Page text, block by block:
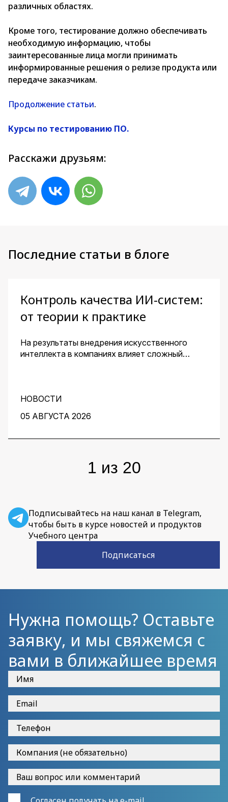
различных областях.
Кроме того, тестирование должно обеспечивать
необходимую информацию, чтобы
заинтересованные лица могли принимать
информированные решения о релизе продукта или
передаче заказчикам.
Продолжение статьи.
Курсы по тестированию ПО.
Расскажи друзьям:
Последние статьи в блоге
Контроль качества ИИ-систем:
от теории к практике
На результаты внедрения искусственного
интеллекта в компаниях влияет сложный
протяжении всей работы над проектом. О том,
директора центра перспективных разработок
НОВОСТИ
05 АВГУСТА 2026
1 из 20
Подписывайтесь на наш канал в Telegram,
чтобы быть в курсе новостей и продуктов
Учебного центра
Подписаться
Нужна помощь? Оставьте
заявку, и мы свяжемся с
вами в ближайшее время